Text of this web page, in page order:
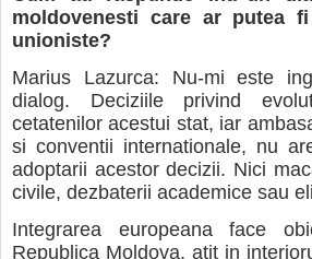
moldovenesti care ar putea
unioniste?
Marius Lazurca: Nu-mi este
dialog. Deciziile privind
cetatenilor acestui stat, iar
si conventii internationale, nu
adoptarii acestor decizii. Nici
civile, dezbaterii academice sau
Integrarea europeana face
Republica Moldova, atit in